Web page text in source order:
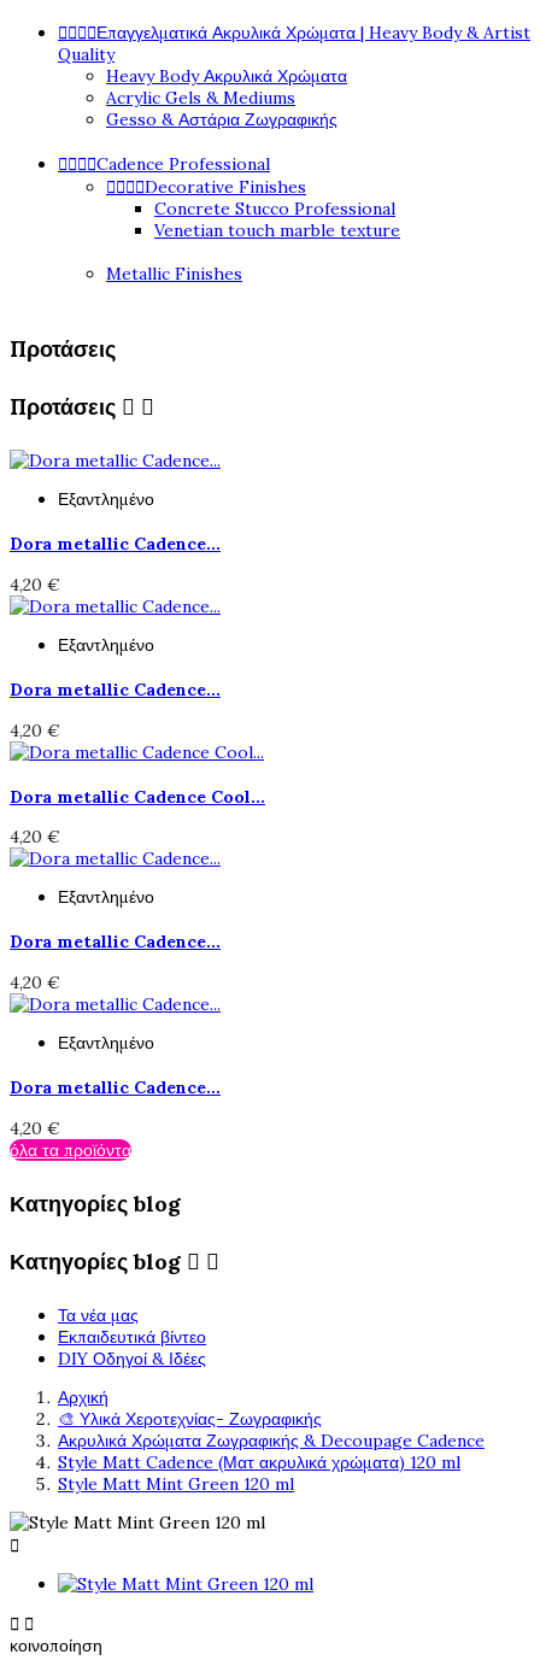
Επαγγελματικά Ακρυλικά Χρώματα | Heavy Body & Artist
Quality
Heavy Body Ακρυλικά Χρώματα
Acrylic Gels & Mediums
Gesso & Αστάρια Ζωγραφικής
Cadence Professional
Decorative Finishes
Concrete Stucco Professional
Venetian touch marble texture
Metallic Finishes
Προτάσεις
Προτάσεις  
Εξαντλημένο
Dora metallic Cadence...
4,20 €
Εξαντλημένο
Dora metallic Cadence...
4,20 €
Dora metallic Cadence Cool...
4,20 €
Εξαντλημένο
Dora metallic Cadence...
4,20 €
Εξαντλημένο
Dora metallic Cadence...
4,20 €
όλα τα προϊόντα
Κατηγορίες blog
Κατηγορίες blog  
Τα νέα μας
Εκπαιδευτικά βίντεο
DIY Οδηγοί & Ιδέες
Αρχική
🎨 Υλικά Χεροτεχνίας- Ζωγραφικής
Ακρυλικά Χρώματα Ζωγραφικής & Decoupage Cadence
Style Matt Cadence (Ματ ακρυλικά χρώματα) 120 ml
Style Matt Mint Green 120 ml

 
κοινοποίηση